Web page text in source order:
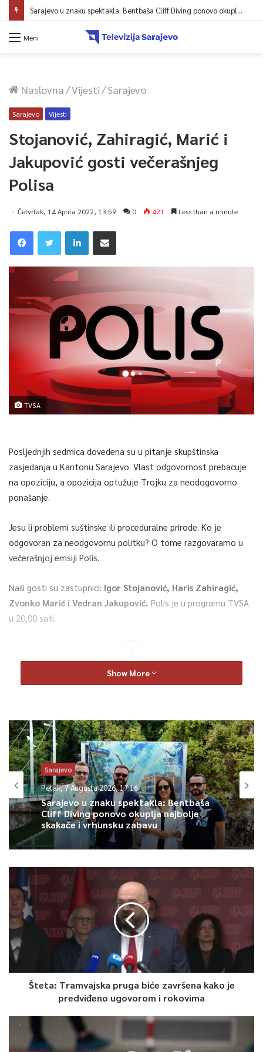
Sarajevo u znaku spektakla: Bentbaša Cliff Diving ponovo okuplja najbolje skakače i vrhunsku zabavu
Meni
Naslovna/Vijesti/Sarajevo
Sarajevo Vijesti
Stojanović, Zahiragić, Marić i
Jakupović gosti večerašnjeg
Polisa
Četvrtak, 14 Aprila 2022, 13:59 0 421 Less than a minute
TVSA
Posljednjih sedmica dovedena su u pitanje skupštinska
zasjedanja u Kantonu Sarajevo. Vlast odgovornost prebacuje
na opoziciju, a opozicija optužuje Trojku za neodogovorno
ponašanje.
Jesu li problemi suštinske ili proceduralne prirode. Ko je
odgovoran za neodgovornu politku? O tome razgovaramo u
večerašnjoj emsiji Polis.
Naši gosti su zastupnici: Igor Stojanović, Haris Zahiragić,
Zvonko Marić i Vedran Jakupović. Polis je u programu TVSA
u 20,00 sati.
4
Article Rating
Show More
Sarajevo
Petak, 7 Augusta 2026, 17:16
Sarajevo u znaku spektakla: Bentbaša
Cliff Diving ponovo okuplja najbolje
skakače i vrhunsku zabavu
Šteta: Tramvajska pruga biće završena kako je
predviđeno ugovorom i rokovima